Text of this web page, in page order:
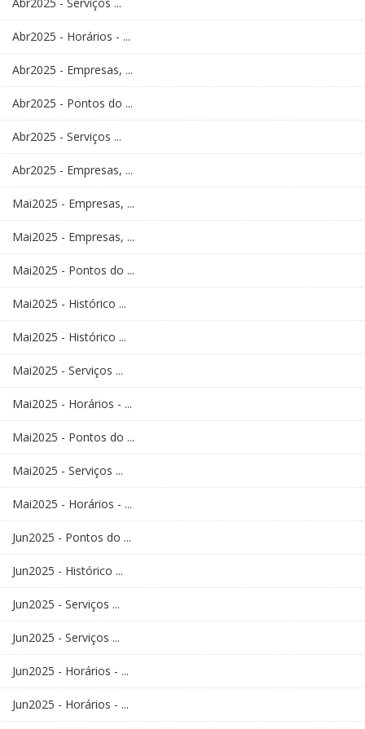
Abr2025 - Horários - ...
Abr2025 - Empresas, ...
Abr2025 - Pontos do ...
Abr2025 - Serviços ...
Abr2025 - Empresas, ...
Mai2025 - Empresas, ...
Mai2025 - Empresas, ...
Mai2025 - Pontos do ...
Mai2025 - Histórico ...
Mai2025 - Histórico ...
Mai2025 - Serviços ...
Mai2025 - Horários - ...
Mai2025 - Pontos do ...
Mai2025 - Serviços ...
Mai2025 - Horários - ...
Jun2025 - Pontos do ...
Jun2025 - Histórico ...
Jun2025 - Serviços ...
Jun2025 - Serviços ...
Jun2025 - Horários - ...
Jun2025 - Horários - ...